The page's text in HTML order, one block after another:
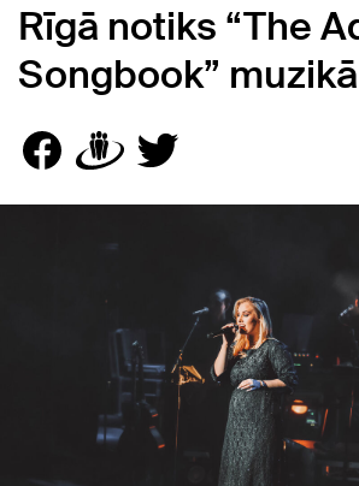
Rīgā notiks “The
Songbook”